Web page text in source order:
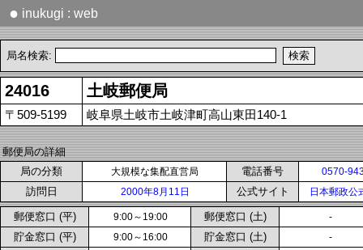
● inukugi : web
局名検索:
24016 土岐郵便局
〒509-5199 岐阜県土岐市土岐津町高山東田140-1
郵便局の詳細
局の分類
大規模な集配直営局 電話番号 0570-
訪問日 2000年8月11日 公式サイト 日本郵政公
郵便窓口 (平) 9:00～19:00 郵便窓口 (土) -
貯金窓口 (平) 9:00～16:00 貯金窓口 (土) -